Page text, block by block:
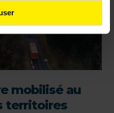
mobilisé au
territoires